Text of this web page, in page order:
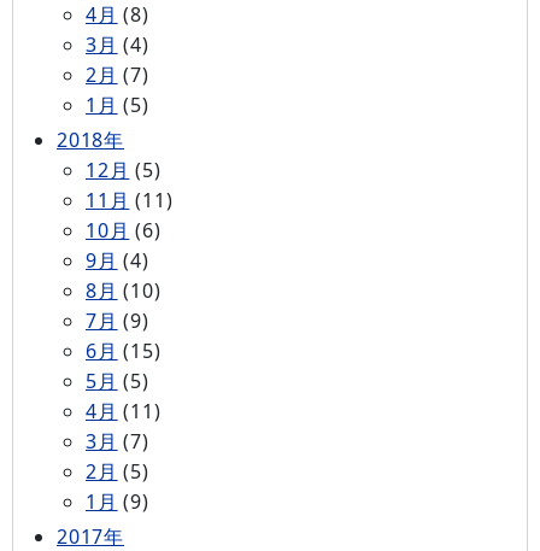
4月 (8)
3月 (4)
2月 (7)
1月 (5)
2018年
12月 (5)
11月 (11)
10月 (6)
9月 (4)
8月 (10)
7月 (9)
6月 (15)
5月 (5)
4月 (11)
3月 (7)
2月 (5)
1月 (9)
2017年